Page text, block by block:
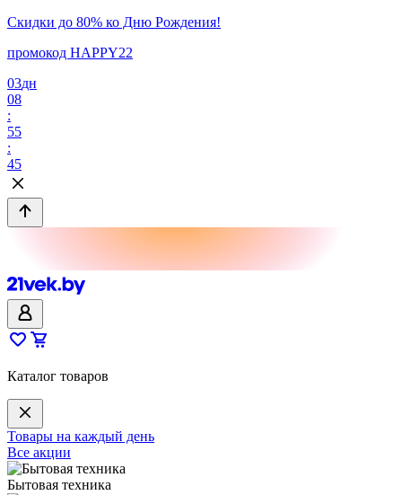
Скидки до 80% ко Дню Рождения!
промокод HAPPY22
03дн
08
:
55
:
45
Каталог товаров
Товары на каждый день
Все акции
Бытовая техника